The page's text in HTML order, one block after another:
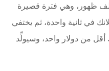
ظهور، وهي فترة قصيرة
في ثانية واحدة، ثم يختفي
من دولار واحد، وسيولِّد